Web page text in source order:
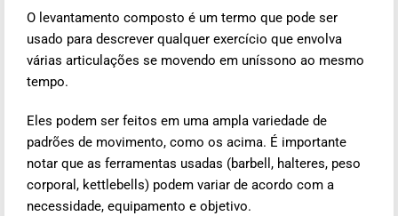
O levantamento composto é um termo que pode ser
usado para descrever qualquer exercício que envolva
várias articulações se movendo em uníssono ao mesmo
tempo.
Eles podem ser feitos em uma ampla variedade de
padrões de movimento, como os acima. É importante
notar que as ferramentas usadas (barbell, halteres, peso
corporal, kettlebells) podem variar de acordo com a
necessidade, equipamento e objetivo.